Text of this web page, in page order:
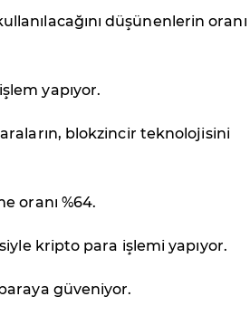
düşünenlerin oranı
yapıyor.
blokzincir teknolojisini
oranı %64.
kripto para işlemi yapıyor.
güveniyor.